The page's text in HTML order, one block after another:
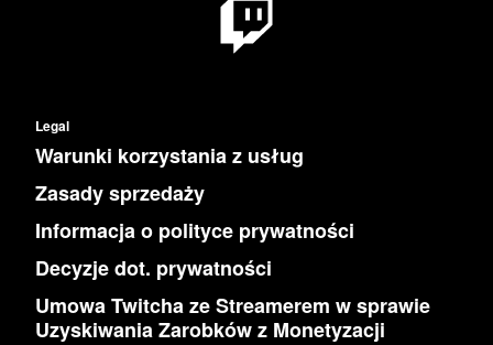
Legal
Warunki korzystania z usług
Zasady sprzedaży
Informacja o polityce prywatności
Decyzje dot. prywatności
Umowa Twitcha ze Streamerem w sprawie
Uzyskiwania Zarobków z Monetyzacji